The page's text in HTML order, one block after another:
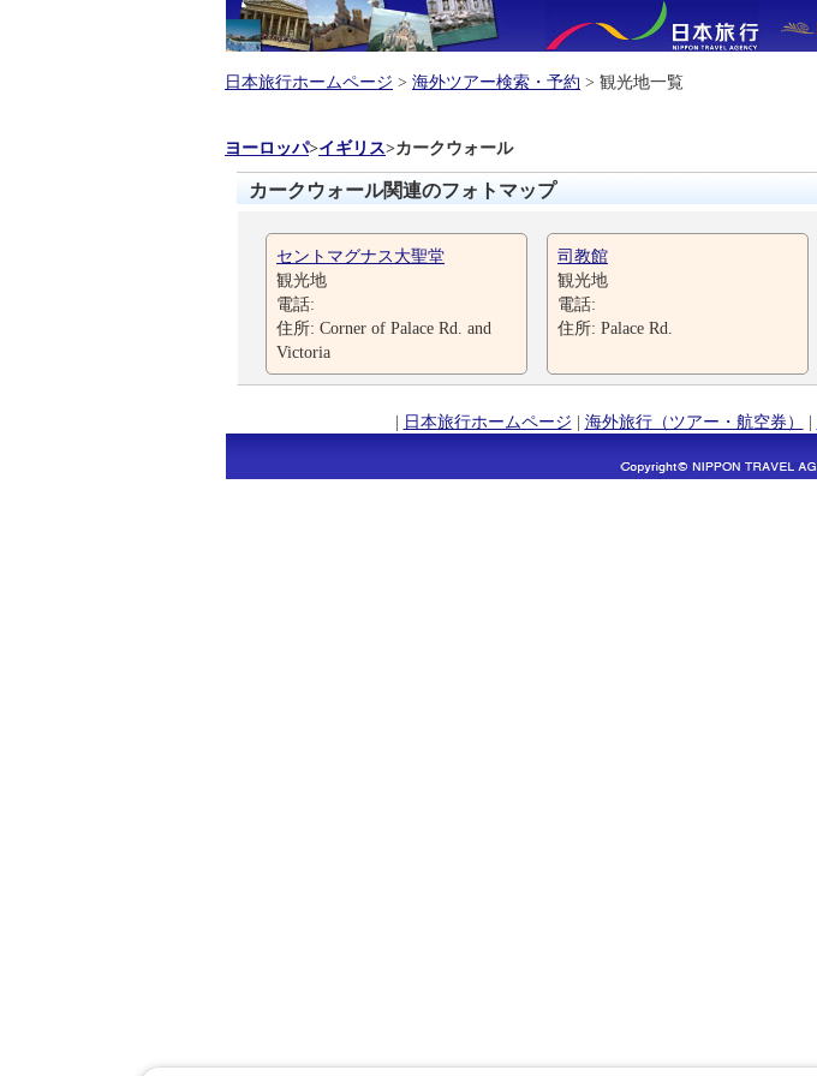
日本旅行ホームページ > 海外ツアー検索・予約 > 観光地一覧
ヨーロッパ>イギリス>カークウォール
カークウォール関連のフォトマップ
セントマグナス大聖堂
観光地
電話:
住所: Corner of Palace Rd. and
Victoria
司教館
観光地
電話:
住所: Palace Rd.
| 日本旅行ホームページ | 海外旅行（ツアー・航空券） |